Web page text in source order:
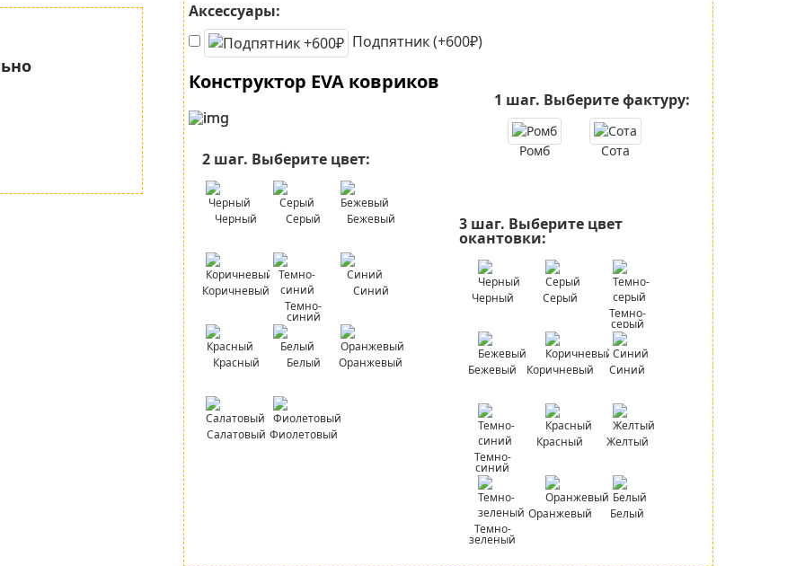
Аксессуары:
Подпятник (+600₽)
Конструктор EVA ковриков
1 шаг. Выберите фактуру:
Ромб Сота
2 шаг. Выберите цвет:
Черный Серый Бежевый
Коричневый
Темно-
синий
Синий
Красный Белый Оранжевый
Салатовый Фиолетовый
3 шаг. Выберите цвет
окантовки:
Черный
Серый
Темно-
серый
Бежевый Коричневый Синий
Темно-
синий
Красный Желтый
Темно-
зеленый
Оранжевый Белый